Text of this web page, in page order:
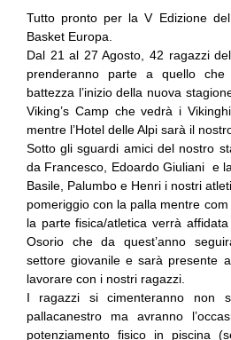
Tutto pronto per la V Edizione
Basket Europa.
Dal 21 al 27 Agosto, 42 ragazzi
prenderanno parte a quello
battezza l’inizio della nuova
Viking’s Camp che vedrà i
mentre l’Hotel delle Alpi sarà il
Sotto gli sguardi amici del nostro
da Francesco, Edoardo Giuliani e
Basile, Palumbo e Henri i nostri
pomeriggio con la palla mentre
la parte fisica/atletica verrà
Osorio che da quest’anno
settore giovanile e sarà presente
lavorare con i nostri ragazzi.
I ragazzi si cimenteranno non
pallacanestro ma avranno
potenziamento fisico in piscina